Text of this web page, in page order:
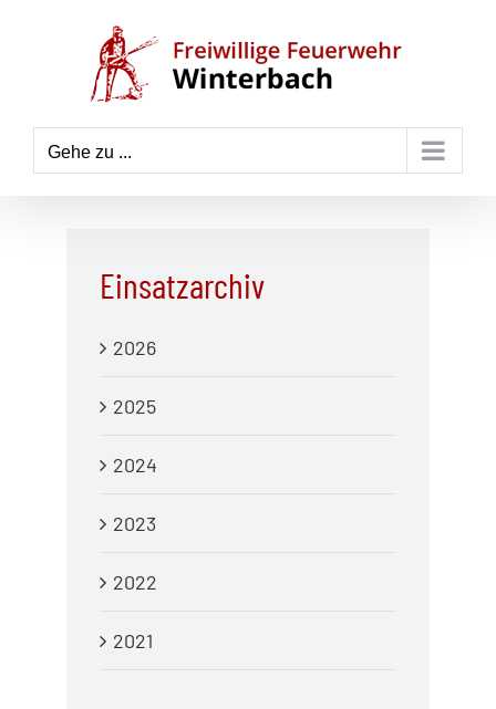
Gehe zu ...
Einsatzarchiv
2026
2025
2024
2023
2022
2021